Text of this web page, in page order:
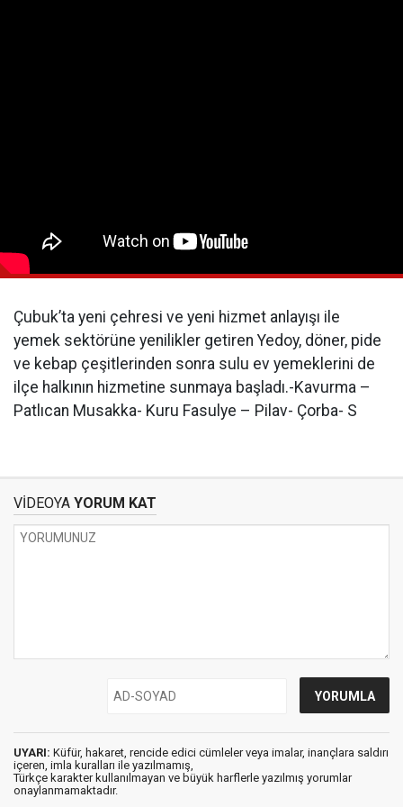
Çubuk’ta yeni çehresi ve yeni hizmet anlayışı ile
yemek sektörüne yenilikler getiren Yedoy, döner, pide
ve kebap çeşitlerinden sonra sulu ev yemeklerini de
ilçe halkının hizmetine sunmaya başladı.-Kavurma –
Patlıcan Musakka- Kuru Fasulye – Pilav- Çorba- S
VİDEOYA YORUM KAT
UYARI: Küfür, hakaret, rencide edici cümleler veya imalar, inançlara saldırı
içeren, imla kuralları ile yazılmamış,
Türkçe karakter kullanılmayan ve büyük harflerle yazılmış yorumlar
onaylanmamaktadır.